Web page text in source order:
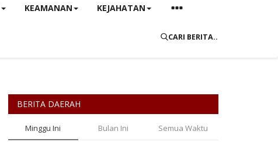
KEAMANAN KEJAHATAN
CARI BERITA..
BERITA DAERAH
Minggu Ini Bulan Ini Semua Waktu